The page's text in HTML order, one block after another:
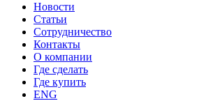
Новости
Статьи
Сотрудничество
Контакты
О компании
Где сделать
Где купить
ENG